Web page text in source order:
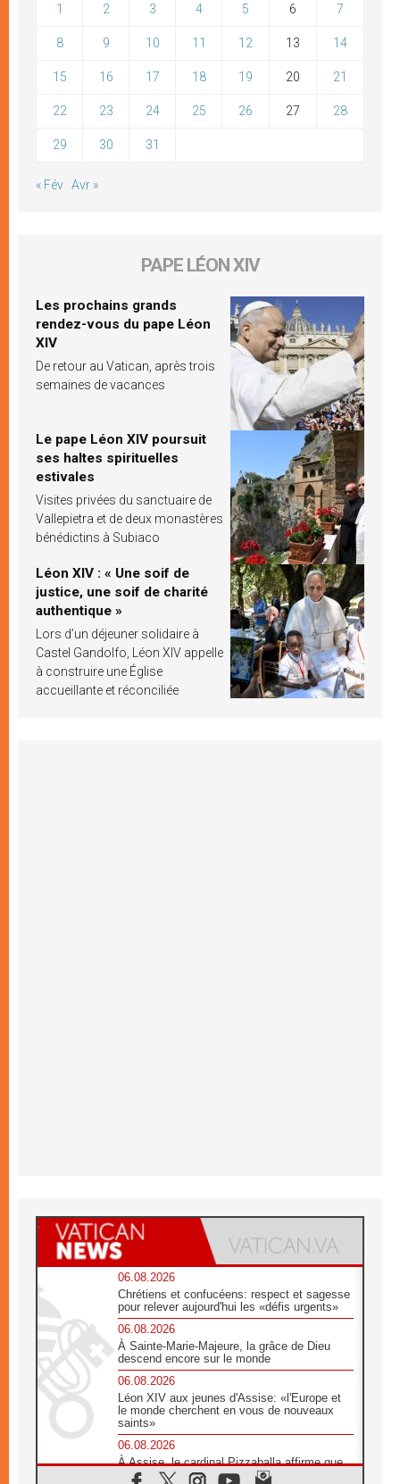
1 2 3 4 5 6 7
8 9 10 11 12 13 14
15 16 17 18 19 20 21
22 23 24 25 26 27 28
29 30 31
« Fév Avr »
PAPE LÉON XIV
Les prochains grands
rendez-vous du pape Léon
XIV
De retour au Vatican, après trois
semaines de vacances
Le pape Léon XIV poursuit
ses haltes spirituelles
estivales
Visites privées du sanctuaire de
Vallepietra et de deux monastères
bénédictins à Subiaco
Léon XIV : « Une soif de
justice, une soif de charité
authentique »
Lors d’un déjeuner solidaire à
Castel Gandolfo, Léon XIV appelle
à construire une Église
accueillante et réconciliée
06.08.2026
Chrétiens et confucéens: respect et sagesse
pour relever aujourd'hui les «défis urgents»
06.08.2026
À Sainte-Marie-Majeure, la grâce de Dieu
descend encore sur le monde
06.08.2026
Léon XIV aux jeunes d'Assise: «l'Europe et
le monde cherchent en vous de nouveaux
saints»
06.08.2026
À Assise, le cardinal Pizzaballa affirme que
«les chrétiens veulent la paix»